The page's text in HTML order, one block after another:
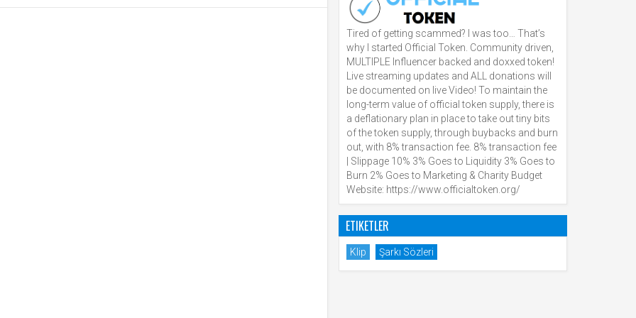
Tired of getting scammed? I was too… That’s
why I started Official Token. Community driven,
MULTIPLE Influencer backed and doxxed token!
Live streaming updates and ALL donations will
be documented on live Video! To maintain the
long-term value of official token supply, there is
a deflationary plan in place to take out tiny bits
of the token supply, through buybacks and burn
out, with 8% transaction fee. 8% transaction fee
| Slippage 10% 3% Goes to Liquidity 3% Goes to
Burn 2% Goes to Marketing & Charity Budget
Website: https://www.officialtoken.org/
ETIKETLER
Klip Şarkı Sözleri